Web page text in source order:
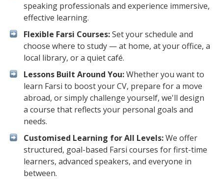
speaking professionals and experience immersive,
effective learning.
Flexible Farsi Courses:Set your schedule and
choose where to study — at home, at your office, a
local library, or a quiet café.
Lessons Built Around You:Whether you want to
learn Farsi to boost your CV, prepare for a move
abroad, or simply challenge yourself, we'll design
a course that reflects your personal goals and
needs.
Customised Learning for All Levels:We offer
structured, goal-based Farsi courses for first-time
learners, advanced speakers, and everyone in
between.